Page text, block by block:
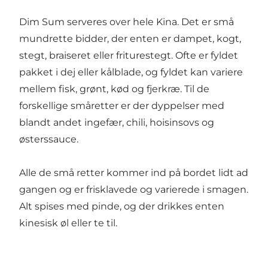
Dim Sum serveres over hele Kina. Det er små
mundrette bidder, der enten er dampet, kogt,
stegt, braiseret eller friturestegt. Ofte er fyldet
pakket i dej eller kålblade, og fyldet kan variere
mellem fisk, grønt, kød og fjerkræ. Til de
forskellige småretter er der dyppelser med
blandt andet ingefær, chili, hoisinsovs og
østerssauce.
Alle de små retter kommer ind på bordet lidt ad
gangen og er frisklavede og varierede i smagen.
Alt spises med pinde, og der drikkes enten
kinesisk øl eller te til.